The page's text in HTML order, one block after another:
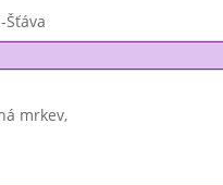
Šťáva
mrkev,